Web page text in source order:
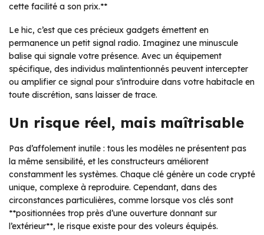
cette facilité a son prix.**
Le hic, c’est que ces précieux gadgets émettent en
permanence un petit signal radio. Imaginez une minuscule
balise qui signale votre présence. Avec un équipement
spécifique, des individus malintentionnés peuvent intercepter
ou amplifier ce signal pour s’introduire dans votre habitacle en
toute discrétion, sans laisser de trace.
Un risque réel, mais maîtrisable
Pas d’affolement inutile : tous les modèles ne présentent pas
la même sensibilité, et les constructeurs améliorent
constamment les systèmes. Chaque clé génère un code crypté
unique, complexe à reproduire. Cependant, dans des
circonstances particulières, comme lorsque vos clés sont
**positionnées trop près d’une ouverture donnant sur
l’extérieur**, le risque existe pour des voleurs équipés.